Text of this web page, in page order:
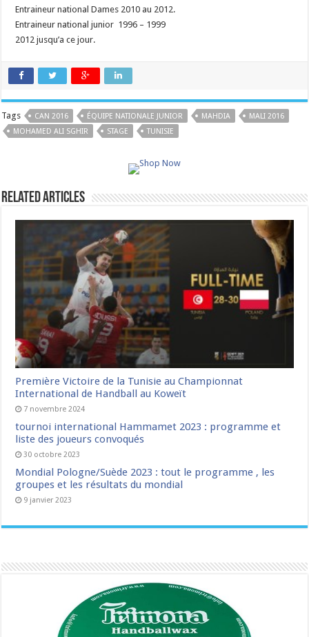
Entraineur national Dames 2010 au 2012.
Entraineur national junior 1996 – 1999
2012 jusqu’a ce jour.
Tags CAN 2016 ÉQUIPE NATIONALE JUNIOR MAHDIA
MALI 2016
MOHAMED ALI SGHIR
STAGE TUNISIE
Related Articles
Première Victoire de la Tunisie au Championnat
International de Handball au Koweït
7 novembre 2024
tournoi international Hammamet 2023 : programme et
liste des joueurs convoqués
30 octobre 2023
Mondial Pologne/Suède 2023 : tout le programme , les
groupes et les résultats du mondial
9 janvier 2023